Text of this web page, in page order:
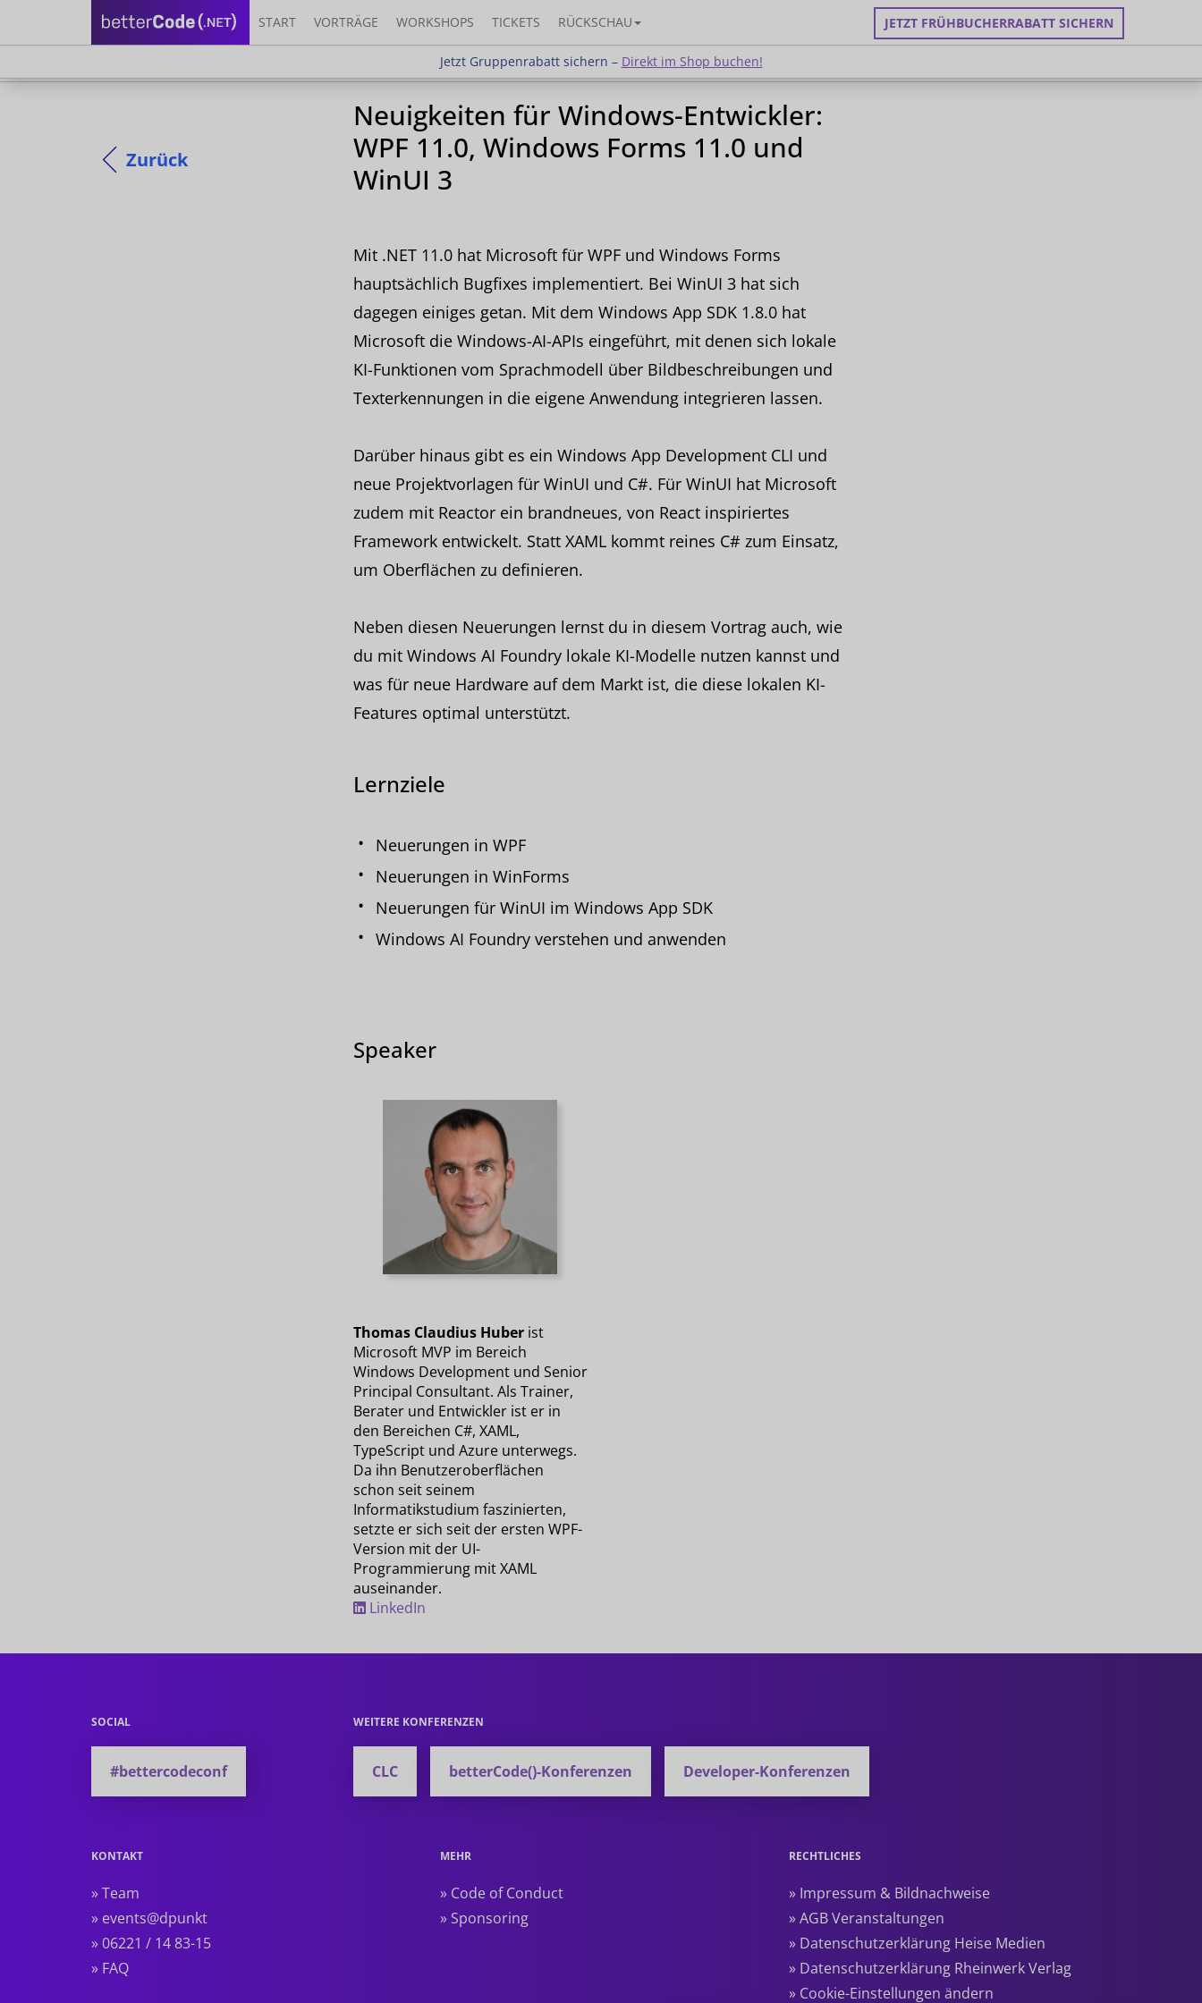
START VORTRÄGE WORKSHOPS TICKETS RÜCKSCHAU JETZT FRÜHBUCHERRABATT SICHERN
Jetzt Gruppenrabatt sichern – Direkt im Shop buchen!
Jetzt Gruppenrabatt sichern –Direkt im Shop buchen!
Zurück
Neuigkeiten für Windows-Entwickler:
WPF 11.0, Windows Forms 11.0 und
WinUI 3
Mit .NET 11.0 hat Microsoft für WPF und Windows Forms
hauptsächlich Bugfixes implementiert. Bei WinUI 3 hat sich
dagegen einiges getan. Mit dem Windows App SDK 1.8.0 hat
Microsoft die Windows-AI-APIs eingeführt, mit denen sich lokale
KI-Funktionen vom Sprachmodell über Bildbeschreibungen und
Texterkennungen in die eigene Anwendung integrieren lassen.
Darüber hinaus gibt es ein Windows App Development CLI und
neue Projektvorlagen für WinUI und C#. Für WinUI hat Microsoft
zudem mit Reactor ein brandneues, von React inspiriertes
Framework entwickelt. Statt XAML kommt reines C# zum Einsatz,
um Oberflächen zu definieren.
Neben diesen Neuerungen lernst du in diesem Vortrag auch, wie
du mit Windows AI Foundry lokale KI-Modelle nutzen kannst und
was für neue Hardware auf dem Markt ist, die diese lokalen KI-
Features optimal unterstützt.
Lernziele
Neuerungen in WPF
Neuerungen in WinForms
Neuerungen für WinUI im Windows App SDK
Windows AI Foundry verstehen und anwenden
Speaker
Thomas Claudius Huber ist
Microsoft MVP im Bereich
Windows Development und Senior
Principal Consultant. Als Trainer,
Berater und Entwickler ist er in
den Bereichen C#, XAML,
TypeScript und Azure unterwegs.
Da ihn Benutzeroberflächen
schon seit seinem
Informatikstudium faszinierten,
setzte er sich seit der ersten WPF-
Version mit der UI-
Programmierung mit XAML
auseinander.
LinkedIn
SOCIAL
#bettercodeconf
WEITERE KONFERENZEN
CLC betterCode()-Konferenzen Developer-Konferenzen
KONTAKT
» Team
» events@dpunkt
» 06221 / 14 83-15
» FAQ
MEHR
» Code of Conduct
» Sponsoring
RECHTLICHES
» Impressum & Bildnachweise
» AGB Veranstaltungen
» Datenschutzerklärung Heise Medien
» Datenschutzerklärung Rheinwerk Verlag
» Cookie-Einstellungen ändern